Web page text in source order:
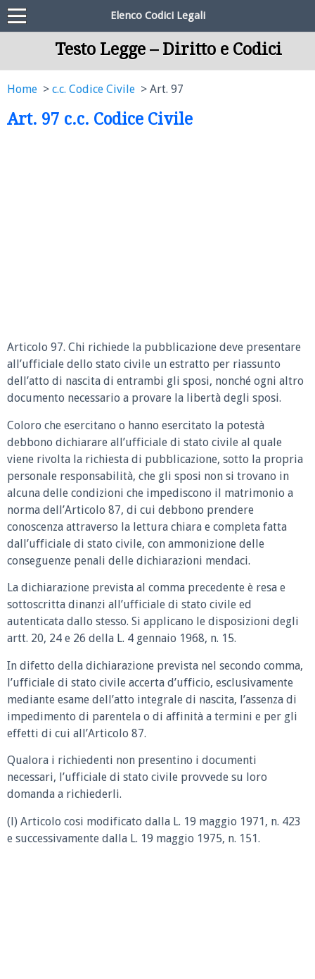
Elenco Codici Legali
Testo Legge – Diritto e Codici
Home c.c. Codice Civile Art. 97
Art. 97 c.c. Codice Civile
Articolo 97. Chi richiede la pubblicazione deve presentare
all’ufficiale dello stato civile un estratto per riassunto
dell’atto di nascita di entrambi gli sposi, nonché ogni altro
documento necessario a provare la libertà degli sposi.
Coloro che esercitano o hanno esercitato la potestà
debbono dichiarare all’ufficiale di stato civile al quale
viene rivolta la richiesta di pubblicazione, sotto la propria
personale responsabilità, che gli sposi non si trovano in
alcuna delle condizioni che impediscono il matrimonio a
norma dell’Articolo 87, di cui debbono prendere
conoscenza attraverso la lettura chiara e completa fatta
dall’ufficiale di stato civile, con ammonizione delle
conseguenze penali delle dichiarazioni mendaci.
La dichiarazione prevista al comma precedente è resa e
sottoscritta dinanzi all’ufficiale di stato civile ed
autenticata dallo stesso. Si applicano le disposizioni degli
artt. 20, 24 e 26 della L. 4 gennaio 1968, n. 15.
In difetto della dichiarazione prevista nel secondo comma,
l’ufficiale di stato civile accerta d’ufficio, esclusivamente
mediante esame dell’atto integrale di nascita, l’assenza di
impedimento di parentela o di affinità a termini e per gli
effetti di cui all’Articolo 87.
Qualora i richiedenti non presentino i documenti
necessari, l’ufficiale di stato civile provvede su loro
domanda a richiederli.
(l) Articolo cosi modificato dalla L. 19 maggio 1971, n. 423
e successivamente dalla L. 19 maggio 1975, n. 151.